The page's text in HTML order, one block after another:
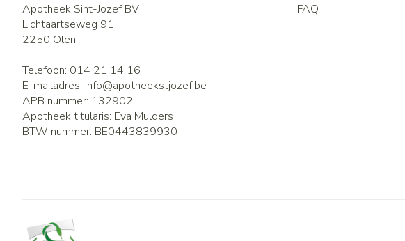
Apotheek Sint-Jozef BV
Lichtaartseweg 91
2250 Olen
Telefoon: 014 21 14 16
E-mailadres: info@apotheekstjozef.be
APB nummer: 132902
Apotheek titularis: Eva Mulders
BTW nummer: BE0443839930
FAQ